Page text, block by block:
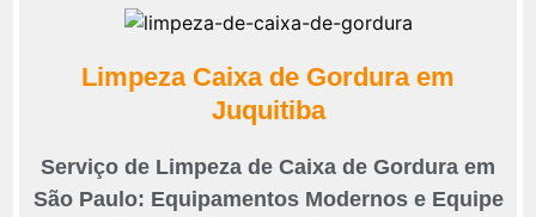
Limpeza Caixa de Gordura em
Juquitiba
Serviço de Limpeza de Caixa de Gordura em
São Paulo: Equipamentos Modernos e Equipe